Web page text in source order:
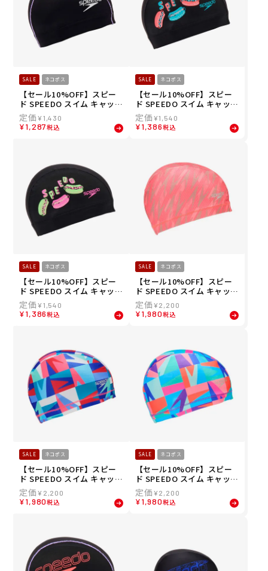
SALE ネコポス
【セール10%OFF】スピー
ド SPEEDO スイム キャップ
ブーン ウェーブ メッシュキ
ャップ SE12357-LV メンズ
レディース ユニセックス
¥1,430
¥1,287税込
SALE ネコポス
【セール10%OFF】スピー
ド SPEEDO スイム キャップ
ホットドッグ メッシュキャ
ップ SE12607-OR メンズ レ
ディース ユニセックス
¥1,540
¥1,386税込
SALE ネコポス
【セール10%OFF】スピー
ド SPEEDO スイム キャップ
ホットドッグ メッシュキャ
ップ SE12607-LG メンズ レ
ディース ユニセックス
¥1,540
¥1,386税込
SALE ネコポス
【セール10%OFF】スピー
ド SPEEDO スイム キャップ
ブーン フロー トリコット キ
ャップ Boom Flow Tricot
Cap SE12410-CO メンズ レ
¥2,200
¥1,980税込
SALE ネコポス
【セール10%OFF】スピー
ド SPEEDO スイム キャップ
ブーン グリッド トリコット
キャップ SE12611-RE メン
ズ レディース ユニセックス
¥ 2,200
¥1,980税込
SALE ネコポス
【セール10%OFF】スピー
ド SPEEDO スイム キャップ
ブーン グリッド トリコット
キャップ SE12611-MT メン
ズ レディース ユニセックス
¥2,200
¥1,980税込